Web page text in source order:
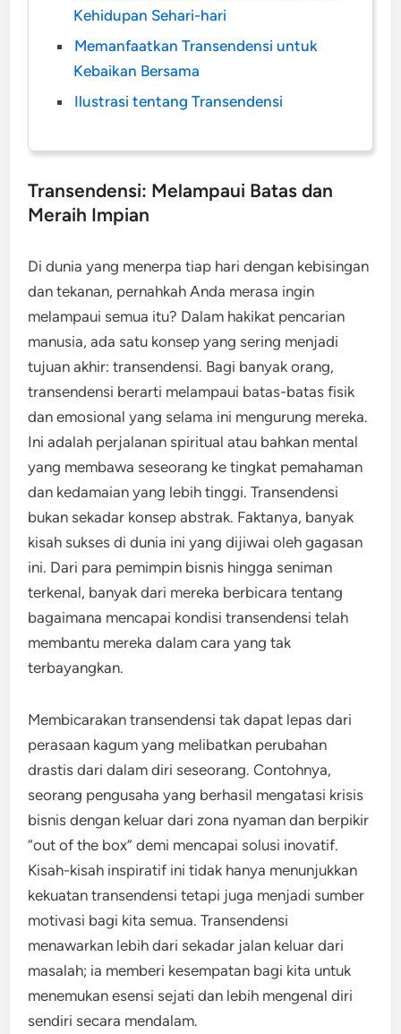
Kehidupan Sehari-hari
Memanfaatkan Transendensi untuk
Kebaikan Bersama
Ilustrasi tentang Transendensi
Transendensi: Melampaui Batas dan
Meraih Impian
Di dunia yang menerpa tiap hari dengan kebisingan
dan tekanan, pernahkah Anda merasa ingin
melampaui semua itu? Dalam hakikat pencarian
manusia, ada satu konsep yang sering menjadi
tujuan akhir: transendensi. Bagi banyak orang,
transendensi berarti melampaui batas-batas fisik
dan emosional yang selama ini mengurung mereka.
Ini adalah perjalanan spiritual atau bahkan mental
yang membawa seseorang ke tingkat pemahaman
dan kedamaian yang lebih tinggi. Transendensi
bukan sekadar konsep abstrak. Faktanya, banyak
kisah sukses di dunia ini yang dijiwai oleh gagasan
ini. Dari para pemimpin bisnis hingga seniman
terkenal, banyak dari mereka berbicara tentang
bagaimana mencapai kondisi transendensi telah
membantu mereka dalam cara yang tak
terbayangkan.
Membicarakan transendensi tak dapat lepas dari
perasaan kagum yang melibatkan perubahan
drastis dari dalam diri seseorang. Contohnya,
seorang pengusaha yang berhasil mengatasi krisis
bisnis dengan keluar dari zona nyaman dan berpikir
“out of the box” demi mencapai solusi inovatif.
Kisah-kisah inspiratif ini tidak hanya menunjukkan
kekuatan transendensi tetapi juga menjadi sumber
motivasi bagi kita semua. Transendensi
menawarkan lebih dari sekadar jalan keluar dari
masalah; ia memberi kesempatan bagi kita untuk
menemukan esensi sejati dan lebih mengenal diri
sendiri secara mendalam.